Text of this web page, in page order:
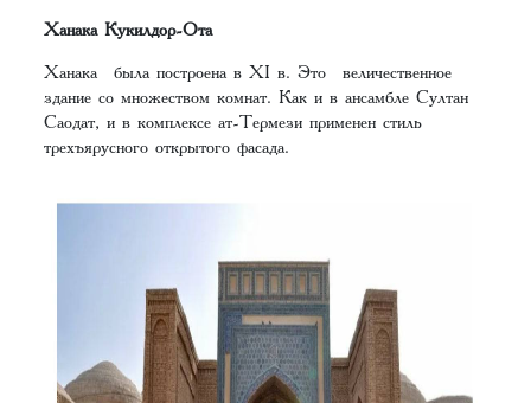
Ханака Кукилдор-Ота
Ханака была построена в XI в. Это величественное
здание со множеством комнат. Как и в ансамбле Султан
Саодат, и в комплексе ат-Термези применен стиль
трехъярусного открытого фасада.